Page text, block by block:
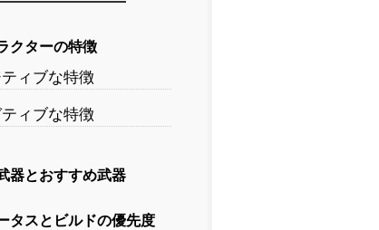
クターの特徴
ィブな特徴
ィブな特徴
器とおすすめ武器
タスとビルドの優先度